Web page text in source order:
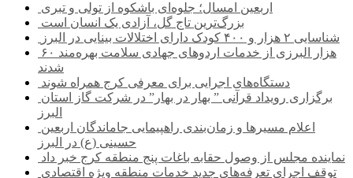
اربعین امسال؛ جلوه‌ای باشکوه از تولی و تبری
بزرگ‌ترین تاج گل، آزادی یک انسان است
شناسایی ۲ هزار و ۴۰۰ کودک دارای اختلالات بینایی در البرز
۶۰ هزار البرزی از خدمات اردوهای جهادی سلامت بهره‌مند
شدند
دستگاه‌های اجرایی برای معرفی کرج همراه شوند
البرز
حسینی (ع) در البرز
نماینده مجلس از وصول حقابه باغات پنج منطقه کرج خبر داد